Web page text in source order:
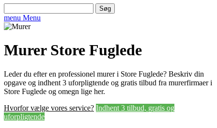
efter:
menu Menu
Murer Store Fuglede
Leder du efter en professionel murer i Store Fuglede? Beskriv din
opgave og indhent 3 uforpligtende og gratis tilbud fra murerfirmaer i
Store Fuglede og omegn lige her.
Hvorfor vælge vores service? Indhent 3 tilbud, gratis og
uforpligtende